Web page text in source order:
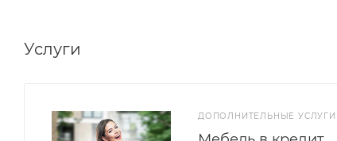
Услуги
ДОПОЛНИТЕЛЬНЫЕ УСЛУГИ